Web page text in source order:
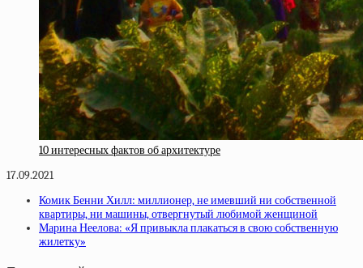
10 интересных фактов об архитектуре
17.09.2021
Комик Бенни Хилл: миллионер, не имевший ни собственной
квартиры, ни машины, отвергнутый любимой женщиной
Марина Неелова: «Я привыкла плакаться в свою собственную
жилетку»